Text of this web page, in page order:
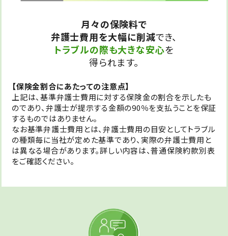
月々の保険料で
弁護士費用を大幅に削減でき、
トラブルの際も大きな安心を
得られます。
【保険金割合にあたっての注意点】
上記は、基準弁護士費用に対する保険金の割合を示したも
のであり、弁護士が提示する金額の90％を支払うことを保証
するものではありません。
なお基準弁護士費用とは、弁護士費用の目安としてトラブル
の種類毎に当社が定めた基準であり、実際の弁護士費用と
は異なる場合があります。詳しい内容は、普通保険約款別表
をご確認ください。